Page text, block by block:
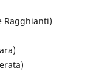
Ragghianti)